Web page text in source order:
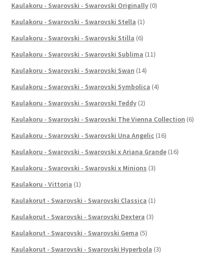
Kaulakoru - Swarovski - Swarovski Originally (0)
Kaulakoru - Swarovski - Swarovski Stella (1)
Kaulakoru - Swarovski - Swarovski Stilla (6)
Kaulakoru - Swarovski - Swarovski Sublima (11)
Kaulakoru - Swarovski - Swarovski Swan (14)
Kaulakoru - Swarovski - Swarovski Symbolica (4)
Kaulakoru - Swarovski - Swarovski Teddy (2)
Kaulakoru - Swarovski - Swarovski The Vienna Collection (6)
Kaulakoru - Swarovski - Swarovski Una Angelic (16)
Kaulakoru - Swarovski - Swarovski x Ariana Grande (16)
Kaulakoru - Swarovski - Swarovski x Minions (3)
Kaulakoru - Vittoria (1)
Kaulakorut - Swarovski - Swarovski Classica (1)
Kaulakorut - Swarovski - Swarovski Dextera (3)
Kaulakorut - Swarovski - Swarovski Gema (5)
Kaulakorut - Swarovski - Swarovski Hyperbola (3)